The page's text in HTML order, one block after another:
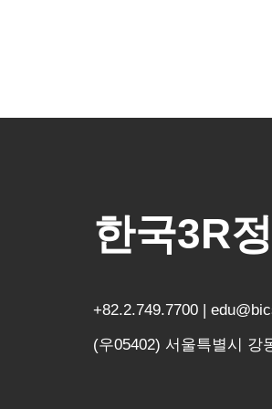
한국3R
+82.2.749.7700 |
(우05402) 서울특별시 강